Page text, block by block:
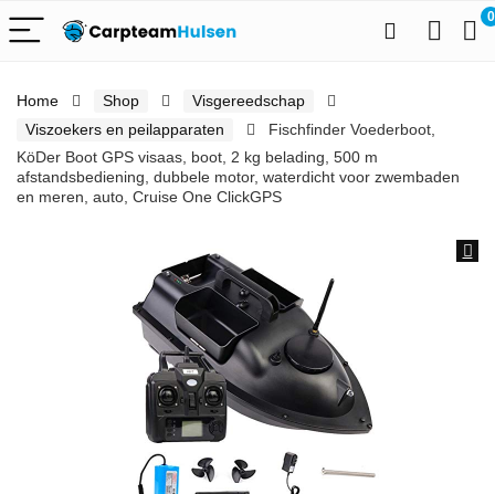
0
Home Shop
Visgereedschap
Viszoekers en peilapparaten
Fischfinder Voederboot,
KöDer Boot GPS visaas, boot, 2 kg belading, 500 m
afstandsbediening, dubbele motor, waterdicht voor zwembaden
en meren, auto, Cruise One ClickGPS